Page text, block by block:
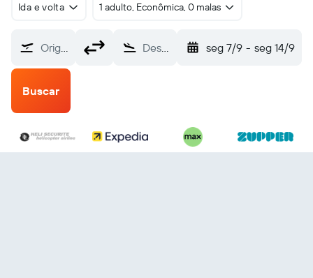
Ida e volta 1 adulto, Econômica, 0 malas
Origem Destino seg 7/9 - seg 14/9
Buscar